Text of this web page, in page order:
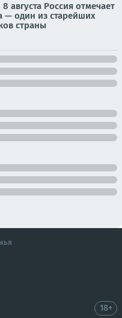
августа Россия отмечает
— один из старейших
страны
18+